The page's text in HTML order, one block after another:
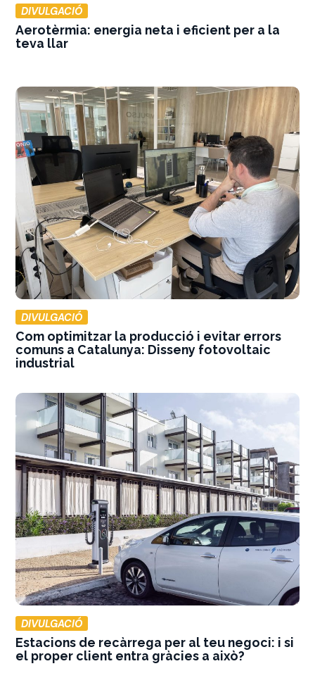
DIVULGACIÓ
Aerotèrmia: energia neta i eficient per a la
teva llar
DIVULGACIÓ
Com optimitzar la producció i evitar errors
comuns a Catalunya: Disseny fotovoltaic
industrial
DIVULGACIÓ
Estacions de recàrrega per al teu negoci: i si
el proper client entra gràcies a això?